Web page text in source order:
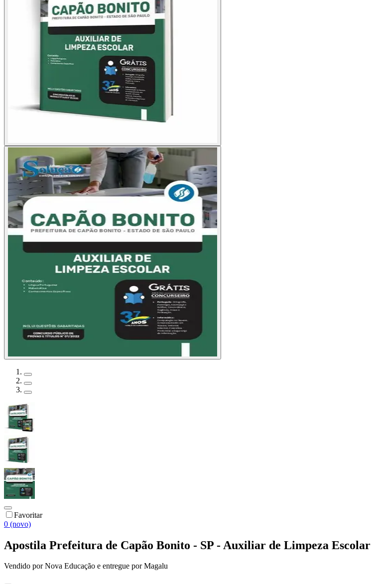
Favoritar
0 (novo)
Apostila Prefeitura de Capão Bonito - SP - Auxiliar de Limpeza Escolar
Vendido porNova Educação e entregue por Magalu